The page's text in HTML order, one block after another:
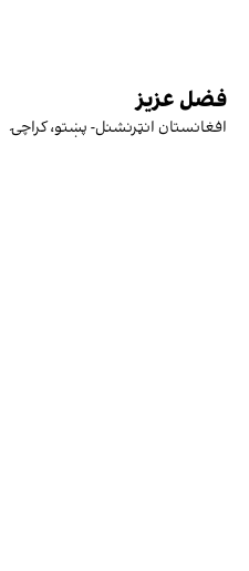
فضل عزیز
افغانستان انټرنشنل- پښتو، کراچۍ